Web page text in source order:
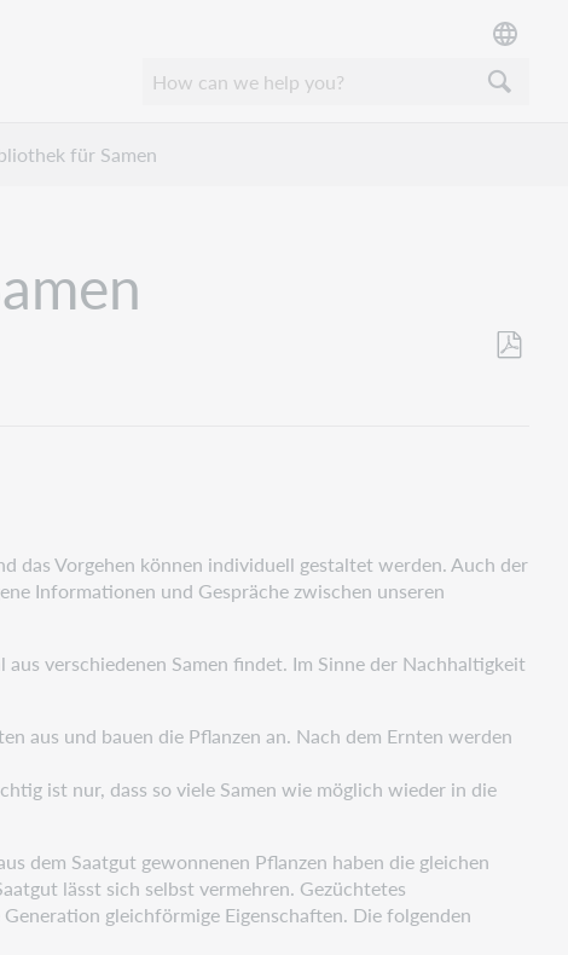
für Samen
das Vorgehen können individuell gestaltet werden. Auch der
Informationen und Gespräche zwischen unseren
verschiedenen Samen findet. Im Sinne der Nachhaltigkeit
aus und bauen die Pflanzen an. Nach dem Ernten werden
ist nur, dass so viele Samen wie möglich wieder in die
dem Saatgut gewonnenen Pflanzen haben die gleichen
lässt sich selbst vermehren. Gezüchtetes
gleichförmige Eigenschaften. Die folgenden